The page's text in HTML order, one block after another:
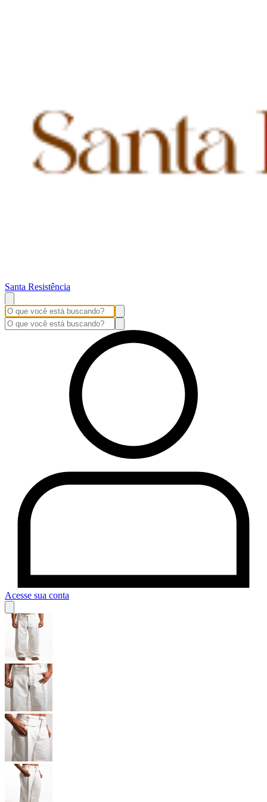
Santa Resistência
Acesse sua conta